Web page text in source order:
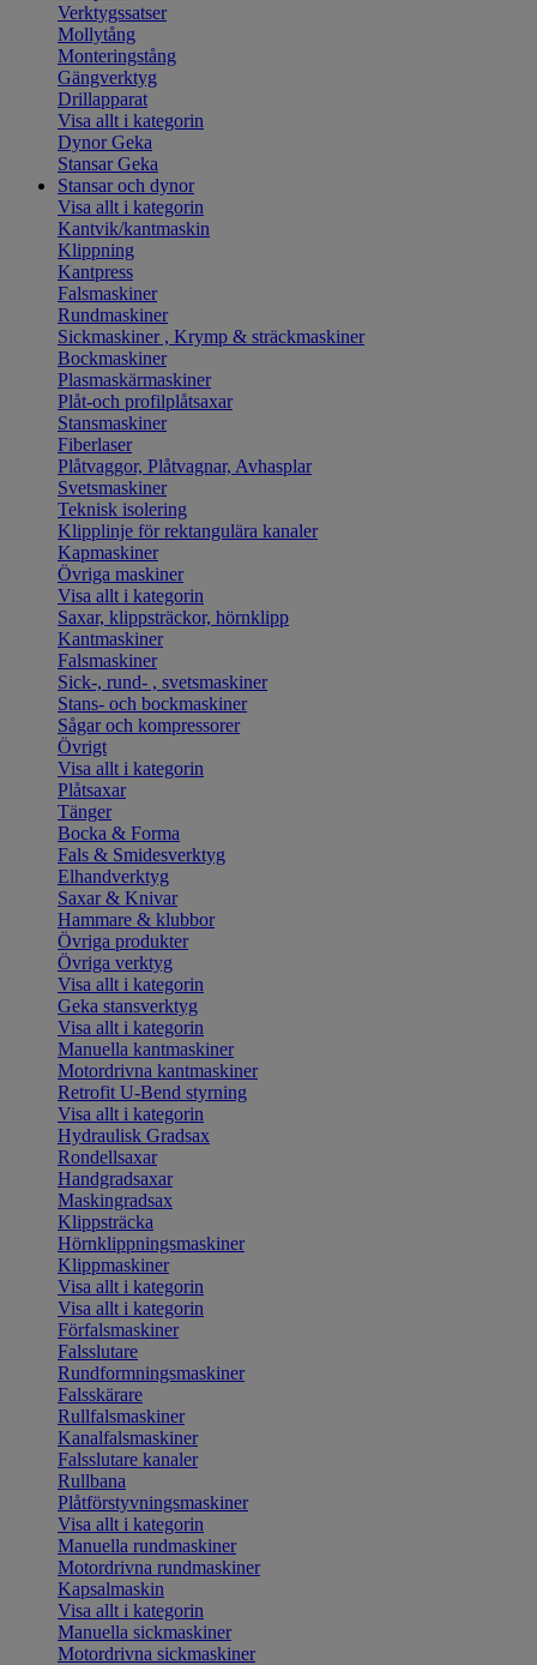
Verktygssatser
Mollytång
Monteringstång
Gängverktyg
Drillapparat
Visa allt i kategorin
Dynor Geka
Stansar Geka
Stansar och dynor
Visa allt i kategorin
Kantvik/kantmaskin
Klippning
Kantpress
Falsmaskiner
Rundmaskiner
Sickmaskiner , Krymp & sträckmaskiner
Bockmaskiner
Plasmaskärmaskiner
Plåt-och profilplåtsaxar
Stansmaskiner
Fiberlaser
Plåtvaggor, Plåtvagnar, Avhasplar
Svetsmaskiner
Teknisk isolering
Klipplinje för rektangulära kanaler
Kapmaskiner
Övriga maskiner
Visa allt i kategorin
Saxar, klippsträckor, hörnklipp
Kantmaskiner
Falsmaskiner
Sick-, rund- , svetsmaskiner
Stans- och bockmaskiner
Sågar och kompressorer
Övrigt
Visa allt i kategorin
Plåtsaxar
Tänger
Bocka & Forma
Fals & Smidesverktyg
Elhandverktyg
Saxar & Knivar
Hammare & klubbor
Övriga produkter
Övriga verktyg
Visa allt i kategorin
Geka stansverktyg
Visa allt i kategorin
Manuella kantmaskiner
Motordrivna kantmaskiner
Retrofit U-Bend styrning
Visa allt i kategorin
Hydraulisk Gradsax
Rondellsaxar
Handgradsaxar
Maskingradsax
Klippsträcka
Hörnklippningsmaskiner
Klippmaskiner
Visa allt i kategorin
Visa allt i kategorin
Förfalsmaskiner
Falsslutare
Rundformningsmaskiner
Falsskärare
Rullfalsmaskiner
Kanalfalsmaskiner
Falsslutare kanaler
Rullbana
Plåtförstyvningsmaskiner
Visa allt i kategorin
Manuella rundmaskiner
Motordrivna rundmaskiner
Kapsalmaskin
Visa allt i kategorin
Manuella sickmaskiner
Motordrivna sickmaskiner